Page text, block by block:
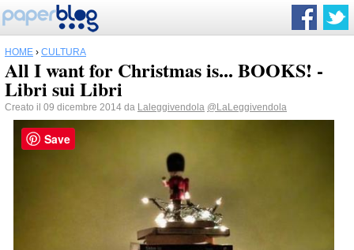
HOME › CULTURA
All I want for Christmas is... BOOKS! -
Libri sui Libri
Creato il 09 dicembre 2014 da Laleggivendola @LaLeggivendola
Save